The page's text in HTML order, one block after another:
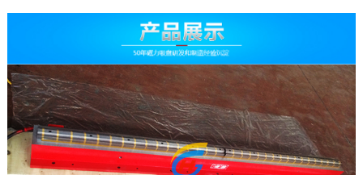
工厂环境
荣誉资质
定制服务